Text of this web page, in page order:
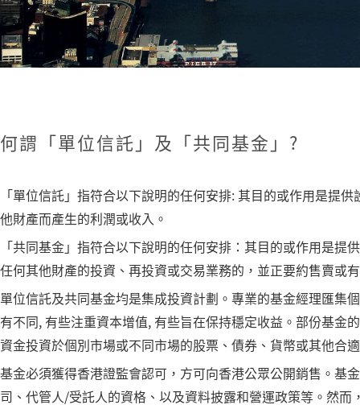
何謂「單位信託」及「共同基金」?
「單位信託」指符合以下說明的任何安排: 其目的或作用是提
他財產而產生的利潤或收入。
「共同基金」指符合以下說明的任何安排：其目的或作用是
任何其他財產的投資、再投資或交易業務的，並正要約售賣或
單位信託及共同基金均是集成投資計劃。專業的基金經理匯集
有不同, 有些注重資本增值, 有些旨在保持穩定收益。部份基金
資金投資於個別市場或不同市場的股票、債券、貨幣或其他合
基金必須獲得香港證監會認可，方可向香港公眾公開銷售。基
司、代管人/受託人的資格、以及資料披露和營運政策等。然